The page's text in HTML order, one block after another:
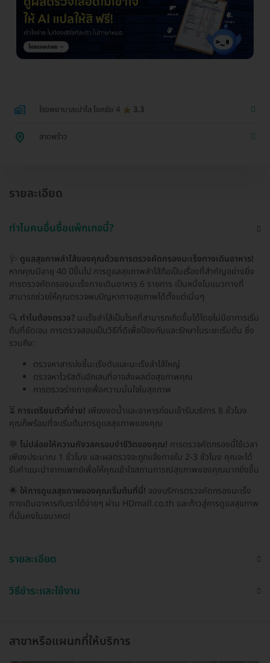
โรงพยาบาลเปาโล โชคชัย 4 3.3
ลาดพร้าว
รายละเอียด
ทำไมคนอื่นซื้อแพ็กเกจนี้?
🩺 ดูแลสุขภาพลำไส้ของคุณด้วยการตรวจคัดกรองมะเร็งทางเดินอาหาร!
หากคุณมีอายุ 40 ปีขึ้นไป การดูแลสุขภาพลำไส้ถือเป็นเรื่องที่สำคัญอย่างยิ่ง
การตรวจคัดกรองมะเร็งทางเดินอาหาร 6 รายการ เป็นหนึ่งในแนวทางที่
สามารถช่วยให้คุณตรวจพบปัญหาทางสุขภาพได้ตั้งแต่เนิ่นๆ
🔍 ทำไมต้องตรวจ? มะเร็งลำไส้เป็นโรคที่สามารถเกิดขึ้นได้โดยไม่มีอาการเริ่ม
ต้นที่ชัดเจน การตรวจสอบเป็นวิธีที่ดีเพื่อป้องกันและรักษาในระยะเริ่มต้น ซึ่ง
รวมถึง:
ตรวจหาสารบ่งชี้มะเร็งตับและมะเร็งลำไส้ใหญ่
ตรวจหาไวรัสตับอักเสบที่อาจส่งผลต่อสุขภาพคุณ
การตรวจร่างกายเพื่อความมั่นใจในสุขภาพ
⏳ การเตรียมตัวที่ง่าย! เพียงงดน้ำและอาหารก่อนเข้ารับบริการ 8 ชั่วโมง
คุณก็พร้อมที่จะเริ่มต้นการดูแลสุขภาพของคุณ
💬 ไม่ปล่อยให้ความกังวลครอบงำชีวิตของคุณ! การตรวจคัดกรองนี้ใช้เวลา
เพียงประมาณ 1 ชั่วโมง และผลตรวจจะถูกแจ้งภายใน 2-3 ชั่วโมง คุณจะได้
รับคำแนะนำจากแพทย์เพื่อให้คุณเข้าใจสถานการณ์สุขภาพของคุณมากยิ่งขึ้น
🌟 ให้การดูแลสุขภาพของคุณเริ่มต้นที่นี่! จองบริการตรวจคัดกรองมะเร็ง
ทางเดินอาหารกับเราได้ง่ายๆ ผ่าน HDmall.co.th และก้าวสู่การดูแลสุขภาพ
ที่มั่นคงในอนาคต!
รายละเอียด
วิธีชำระและใช้งาน
สาขาหรือแผนกที่ให้บริการ